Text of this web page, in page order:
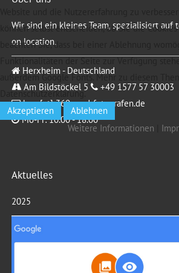
Wir sind ein kleines Team, spezialisiert auf
on location.
Herxheim - Deutschland
Am Bildstöckel 5
+49 1577 57 30003
box [at] 360-grad-fotografen.de
Mo-Fr: 10.00 - 18.00
Aktuelles
2025
können selbst entscheiden, ob Sie die
beachten Sie, dass bei einer Ablehnung
außerdem Google Fonts. Mehr zu diesem
Datenschutzerklärung.
Akzeptieren
Ablehnen
Weitere Informationen